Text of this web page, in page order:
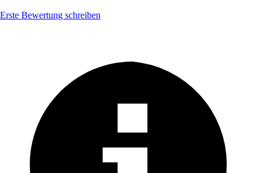
Erste Bewertung schreiben